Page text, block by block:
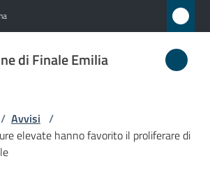
di Finale Emilia
/ Avvisi /
elevate hanno favorito il proliferare di